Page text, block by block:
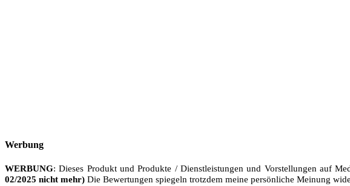
Werbung
WERBUNG: Dieses Produkt und Produkte / Dienstleistungen und Vorstellungen auf
02/2025 nicht mehr) Die Bewertungen spiegeln trotzdem meine persönliche Meinung